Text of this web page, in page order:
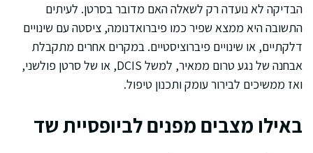
הבדיקה לא נועדה רק לשאלה האם מדובר בסרטן. לעיתים
התשובה היא ממצא שפיר כמו פיברואדנומה, ציסטה עם שינויים
דלקתיים, או שינויים פיברוציסטיים. במקרים אחרים מתקבלת
אבחנה של נגע טרום ממאיר, למשל DCIS, או של סרטן פולשני,
ואז ממשיכים לבירור עומק ותכנון טיפול.
באילו מצבים מפנים לביופסיית שד